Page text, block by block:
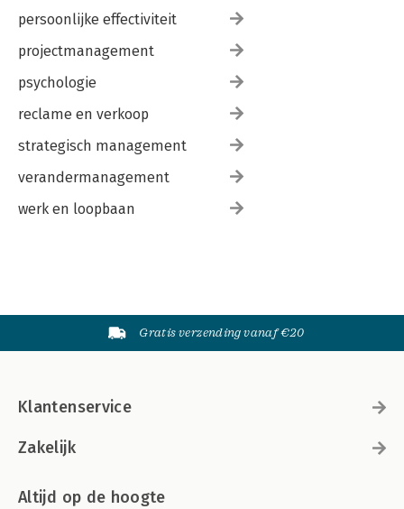
persoonlijke effectiviteit
projectmanagement
psychologie
reclame en verkoop
strategisch management
verandermanagement
werk en loopbaan
Gratis verzending vanaf €20
Klantenservice
Zakelijk
Altijd op de hoogte